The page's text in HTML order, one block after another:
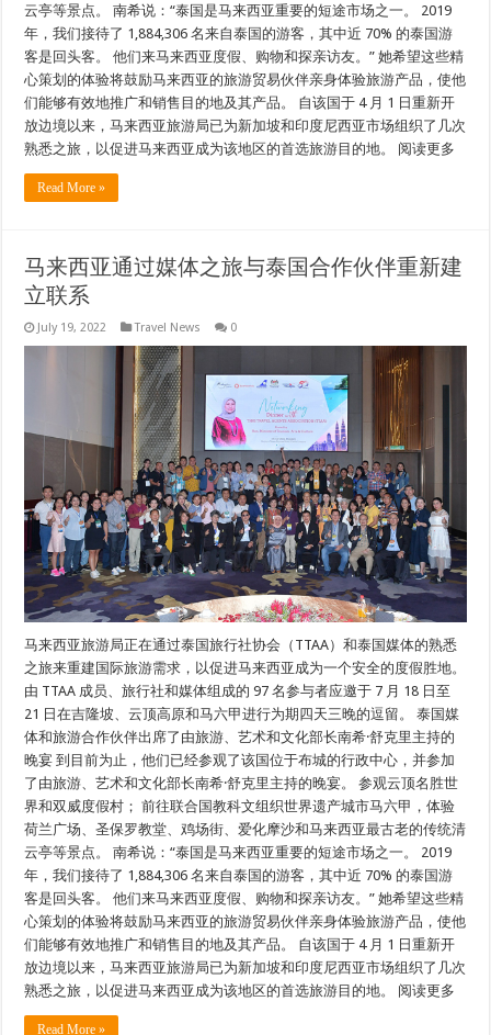
云亭等景点。 南希说：“泰国是马来西亚重要的短途市场之一。 2019
年，我们接待了 1,884,306 名来自泰国的游客，其中近 70% 的泰国游
客是回头客。 他们来马来西亚度假、购物和探亲访友。” 她希望这些精
心策划的体验将鼓励马来西亚的旅游贸易伙伴亲身体验旅游产品，使他
们能够有效地推广和销售目的地及其产品。 自该国于 4 月 1 日重新开
放边境以来，马来西亚旅游局已为新加坡和印度尼西亚市场组织了几次
熟悉之旅，以促进马来西亚成为该地区的首选旅游目的地。 阅读更多
Read More »
马来西亚通过媒体之旅与泰国合作伙伴重新建
立联系
July 19, 2022 Travel News 0
马来西亚旅游局正在通过泰国旅行社协会（TTAA）和泰国媒体的熟悉
之旅来重建国际旅游需求，以促进马来西亚成为一个安全的度假胜地。
由 TTAA 成员、旅行社和媒体组成的 97 名参与者应邀于 7 月 18 日至
21 日在吉隆坡、云顶高原和马六甲进行为期四天三晚的逗留。 泰国媒
体和旅游合作伙伴出席了由旅游、艺术和文化部长南希·舒克里主持的
晚宴 到目前为止，他们已经参观了该国位于布城的行政中心，并参加
了由旅游、艺术和文化部长南希·舒克里主持的晚宴。 参观云顶名胜世
界和双威度假村； 前往联合国教科文组织世界遗产城市马六甲，体验
荷兰广场、圣保罗教堂、鸡场街、爱化摩沙和马来西亚最古老的传统清
云亭等景点。 南希说：“泰国是马来西亚重要的短途市场之一。 2019
年，我们接待了 1,884,306 名来自泰国的游客，其中近 70% 的泰国游
客是回头客。 他们来马来西亚度假、购物和探亲访友。” 她希望这些精
心策划的体验将鼓励马来西亚的旅游贸易伙伴亲身体验旅游产品，使他
们能够有效地推广和销售目的地及其产品。 自该国于 4 月 1 日重新开
放边境以来，马来西亚旅游局已为新加坡和印度尼西亚市场组织了几次
熟悉之旅，以促进马来西亚成为该地区的首选旅游目的地。 阅读更多
Read More »